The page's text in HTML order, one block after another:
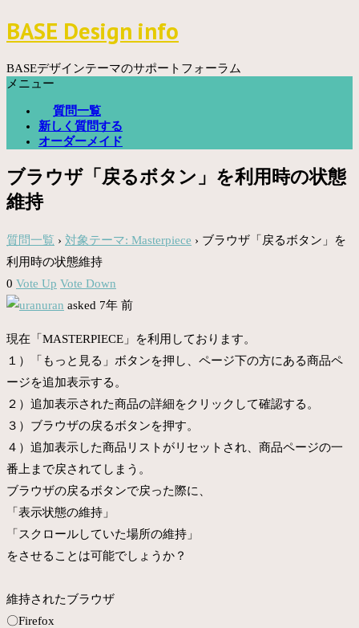
コ
ン
ン
ツ
BASE Design info
BASEデザインテーマのサポートフォーラム
メニュー
質問一覧
新しく質問する
オーダーメイド
ブラウザ「戻るボタン」を利用時の状態
維持
質問一覧 › 対象テーマ: Masterpiece › ブラウザ「戻るボタン」を
利用時の状態維持
0 Vote Up Vote Down
uran asked 7年 前
現在「MASTERPIECE」を利用しております。
１）「もっと見る」ボタンを押し、ページ下の方にある商品ペ
ージを追加表示する。
２）追加表示された商品の詳細をクリックして確認する。
３）ブラウザの戻るボタンを押す。
４）追加表示した商品リストがリセットされ、商品ページの一
番上まで戻されてしまう。
ブラウザの戻るボタンで戻った際に、
「表示状態の維持」
「スクロールしていた場所の維持」
をさせることは可能でしょうか？
維持されたブラウザ
〇Firefox